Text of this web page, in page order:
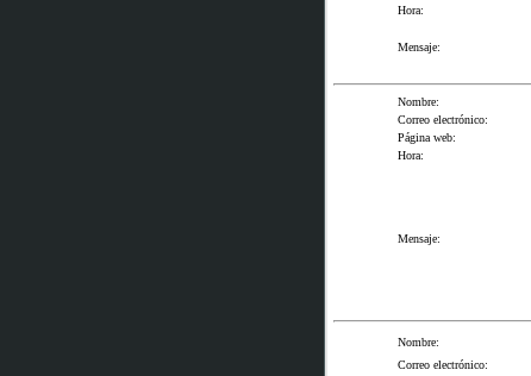
Hora:
Mensaje:
Nombre:
Correo electrónico:
Página web:
Hora:
Mensaje:
Nombre:
Correo electrónico: